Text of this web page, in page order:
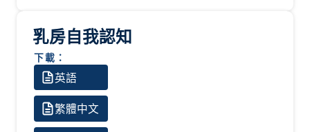
乳房自我認知
下載：
英語
繁體中文